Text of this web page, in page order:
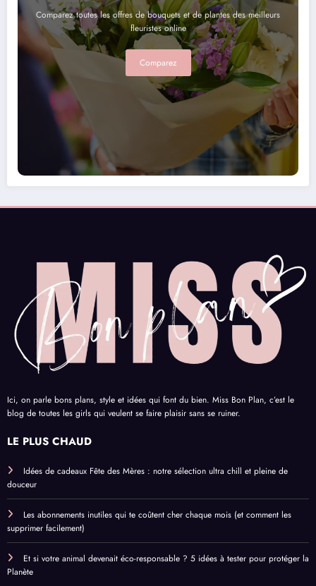
Comparez toutes les offres de bouquets et de plantes des meilleurs
fleuristes online
Comparez
Ici, on parle bons plans, style et idées qui font du bien. Miss Bon Plan, c’est le
blog de toutes les girls qui veulent se faire plaisir sans se ruiner.
LE PLUS CHAUD
Idées de cadeaux Fête des Mères : notre sélection ultra chill et pleine de
douceur
Les abonnements inutiles qui te coûtent cher chaque mois (et comment les
supprimer facilement)
Et si votre animal devenait éco-responsable ? 5 idées à tester pour protéger la
Planète